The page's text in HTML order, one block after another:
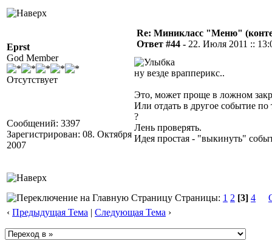
Eprst
God Member
Отсутствует
Сообщений: 3397
Зарегистрирован: 08. Октября
2007
Re: Миникласс "Меню"
Ответ #44 - 22. Июля 2011 ::
ну везде врапперикс..
Это, может проще в ложном
Или отдать в другое событие
?
Лень проверять.
Идея простая - "выкинуть"
Страницы: 1 2 [3] 4
‹ Предыдущая Тема | Следующая Тема ›